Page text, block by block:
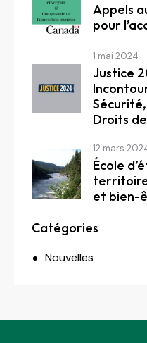
Appels
pour
1 mai 2024
Justice
Droits
12 mars
École
et bien-
Catégories
Nouvelles